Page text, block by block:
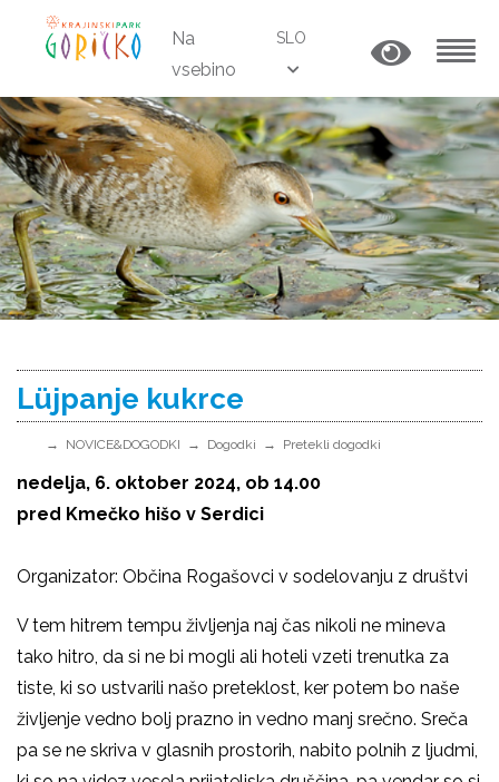
Na
vsebino
SLO
Lüjpanje kukrce
NOVICE&DOGODKI Dogodki Pretekli dogodki
nedelja, 6. oktober 2024, ob 14.00
pred Kmečko hišo v Serdici
Organizator: Občina Rogašovci v sodelovanju z društvi
V tem hitrem tempu življenja naj čas nikoli ne mineva
tako hitro, da si ne bi mogli ali hoteli vzeti trenutka za
tiste, ki so ustvarili našo preteklost, ker potem bo naše
življenje vedno bolj prazno in vedno manj srečno. Sreča
pa se ne skriva v glasnih prostorih, nabito polnih z ljudmi,